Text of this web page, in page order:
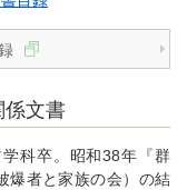
係文書
科卒。昭和38年『群
爆者と家族の会）の結